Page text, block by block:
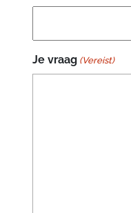
Je vraag (Vereist)